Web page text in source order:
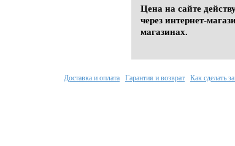
Цена на сайте
через интернет-
магазинах.
Доставка и оплата Гарантия и возврат Как сделать